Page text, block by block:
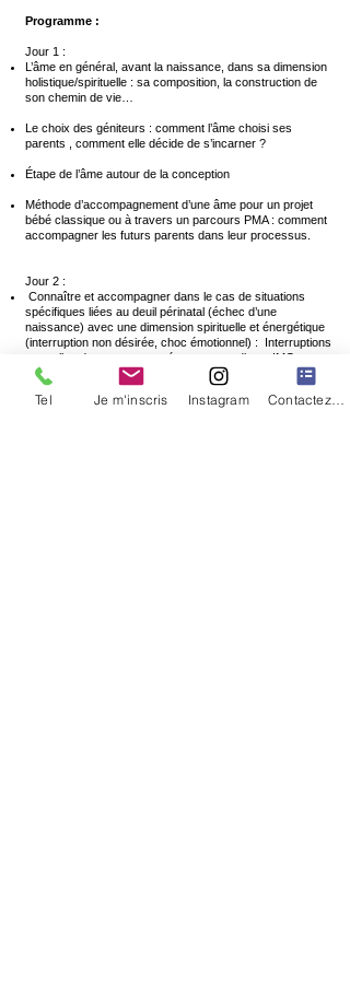
Programme :
Jour 1 :
L’âme en général, avant la naissance, dans sa dimension
holistique/spirituelle : sa composition, la construction de
son chemin de vie…
Le choix des géniteurs : comment l’âme choisi ses
parents , comment elle décide de s’incarner ?
Étape de l’âme autour de la conception
Méthode d’accompagnement d’une âme pour un projet
bébé classique ou à travers un parcours PMA : comment
accompagner les futurs parents dans leur processus.
Jour 2 :
Connaître et accompagner dans le cas de situations
spécifiques liées au deuil périnatal (échec d’une
naissance) avec une dimension spirituelle et énergétique
(interruption non désirée, choc émotionnel) : Interruptions
naturelles de grossesse précoces et tardives, IMG
(Interruption Médicale de Grossesse), décès à la
naissance
Tel Je m'inscris Instagram Contactez nous